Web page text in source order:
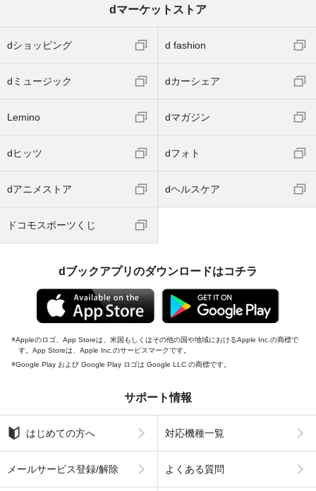
dマーケットストア
dショッピング d fashion
dミュージック dカーシェア
Lemino dマガジン
dヒッツ dフォト
dアニメストア dヘルスケア
ドコモスポーツくじ
dブックアプリのダウンロードはコチラ
Appleのロゴ、App Storeは、米国もしくはその他の国や地域におけるApple Inc.の商標で
す。App Storeは、Apple Inc.のサービスマークです。
Google Play および Google Play ロゴは Google LLC の商標です。
サポート情報
はじめての方へ 対応機種一覧
メールサービス登録/解除 よくある質問